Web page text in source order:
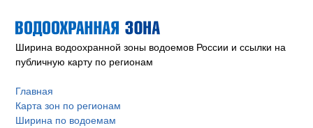
Ширина водоохранной зоны водоемов России и ссылки на
публичную карту по регионам
Главная
Карта зон по регионам
Ширина по водоемам